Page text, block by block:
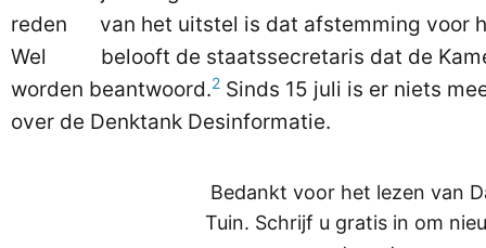
reden van het uitstel is dat afstemming voor
Wel belooft de staatssecretaris dat de
worden beantwoord.2 Sinds 15 juli is er niets
over de Denktank Desinformatie.
Bedankt voor het lezen van
Tuin. Schrijf u gratis in om